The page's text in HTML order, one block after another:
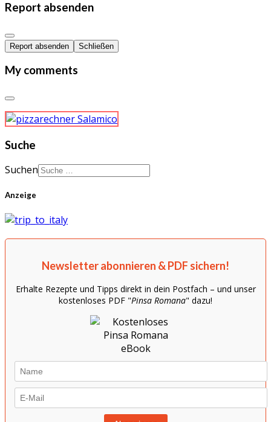
Report absenden
Report absenden Schließen
My comments
Suche
Suchen
Anzeige
Newsletter abonnieren & PDF sichern!
Erhalte Rezepte und Tipps direkt in dein Postfach – und unser
kostenloses PDF "Pinsa Romana" dazu!